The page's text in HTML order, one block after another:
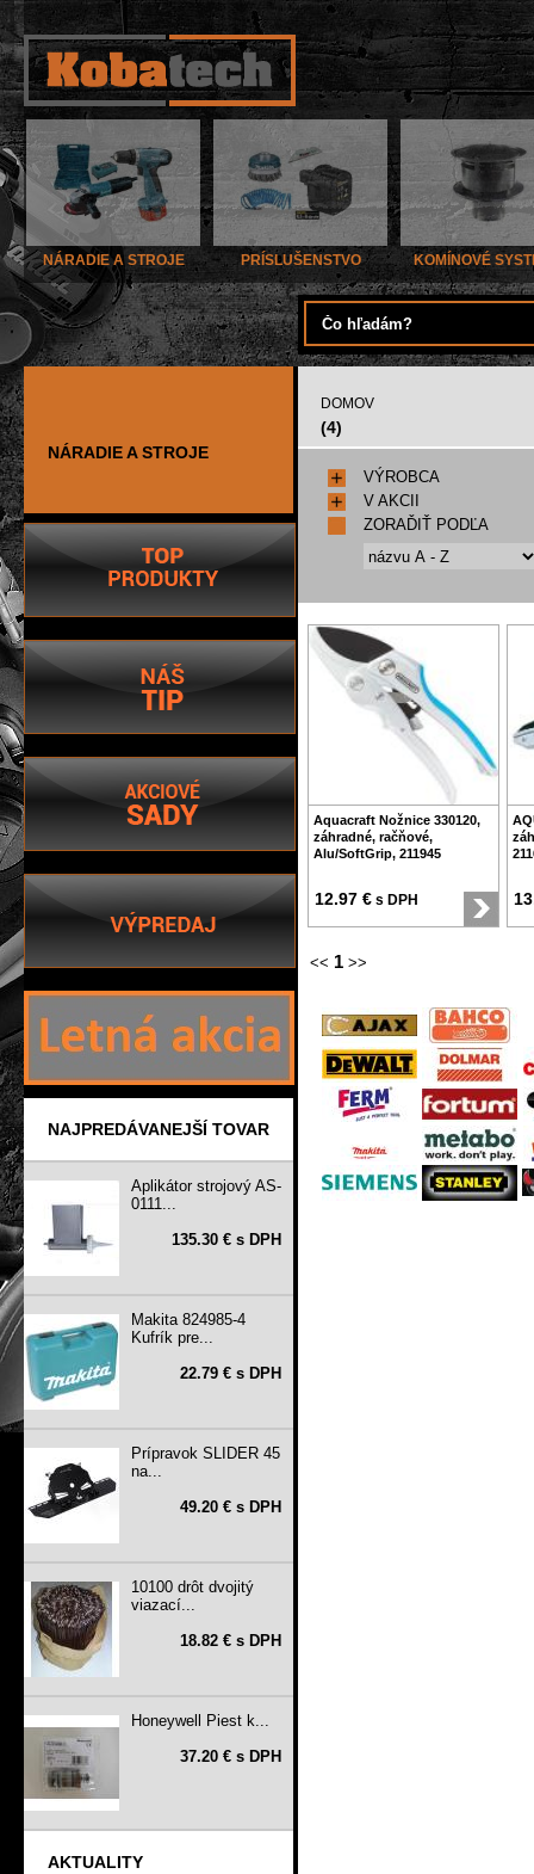
NÁRADIE A STROJE PRÍSLUŠENSTVO KOMÍNOVÉ
NÁRADIE A STROJE
NAJPREDÁVANEJŠÍ TOVAR
Aplikátor strojový AS-
0111...
135.30 € s DPH
Makita 824985-4
Kufrík pre...
22.79 € s DPH
Prípravok SLIDER 45
na...
49.20 € s DPH
10100 drôt dvojitý
viazací...
18.82 € s DPH
Honeywell Piest k...
37.20 € s DPH
AKTUALITY
DOMOV
(4)
VÝROBCA
V AKCII
ZORAĎIŤ PODĽA
Aquacraft Nožnice 330120,
záhradné, račňové,
Alu/SoftGrip, 211945
12.97 € s DPH
<< 1 >>